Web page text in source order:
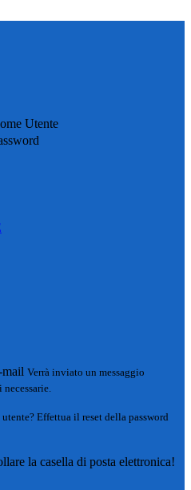
Utente
Verrà inviato un messaggio
Effettua il reset della password
la casella di posta elettronica!